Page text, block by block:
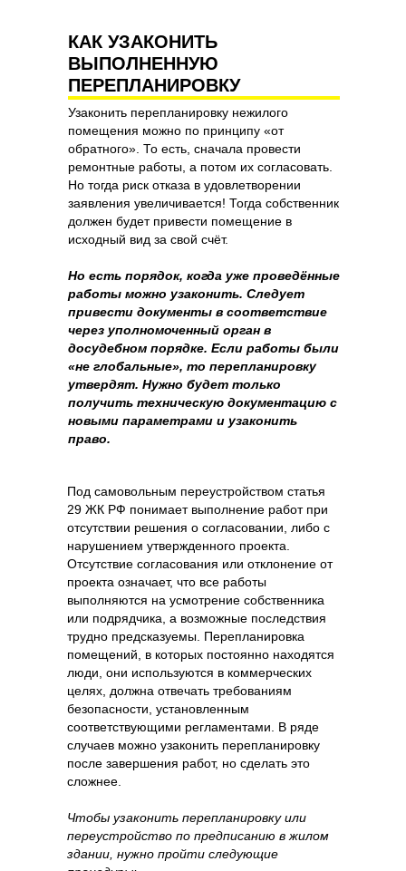
Под самовольным переустройством статья
29 ЖК РФ понимает выполнение работ при
отсутствии решения о согласовании, либо с
нарушением утвержденного проекта.
Отсутствие согласования или отклонение от
проекта означает, что все работы
выполняются на усмотрение собственника
или подрядчика, а возможные последствия
трудно предсказуемы. Перепланировка
помещений, в которых постоянно находятся
люди, они используются в коммерческих
целях, должна отвечать требованиям
безопасности, установленным
соответствующими регламентами. В ряде
случаев можно узаконить перепланировку
после завершения работ, но сделать это
сложнее.
Чтобы узаконить перепланировку или
переустройство по предписанию в жилом
здании, нужно пройти следующие
КАК УЗАКОНИТЬ
ВЫПОЛНЕННУЮ
ПЕРЕПЛАНИРОВКУ
Узаконить перепланировку нежилого
помещения можно по принципу «от
обратного». То есть, сначала провести
ремонтные работы, а потом их согласовать.
Но тогда риск отказа в удовлетворении
заявления увеличивается! Тогда собственник
должен будет привести помещение в
исходный вид за свой счёт.
Но есть порядок, когда уже проведённые
работы можно узаконить. Следует
привести документы в соответствие
через уполномоченный орган в
досудебном порядке. Если работы были
«не глобальные», то перепланировку
утвердят. Нужно будет только
получить техническую документацию с
новыми параметрами и узаконить
право.